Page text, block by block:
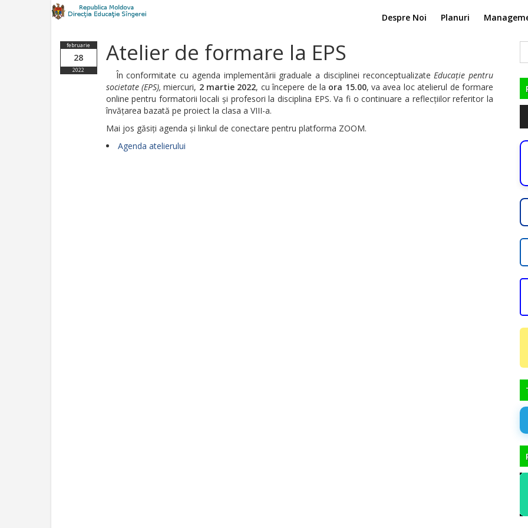
Despre Noi Planuri
februarie
28
2022
Atelier de formare la EPS
În conformitate cu agenda implementării graduale a disciplinei reconceptualizateEducație pentru
societate (EPS),miercuri, 2 martie 2022, cu începere de la ora 15.00, va avea loc atelierul de formare
online pentru formatorii locali și profesori la disciplina EPS. Va fi o continuare a reflecțiilor referitor la
învățarea bazată pe proiect la clasa a VIII-a.
Mai jos găsiți agenda și linkul de conectare pentru platforma ZOOM.
Agenda atelierului